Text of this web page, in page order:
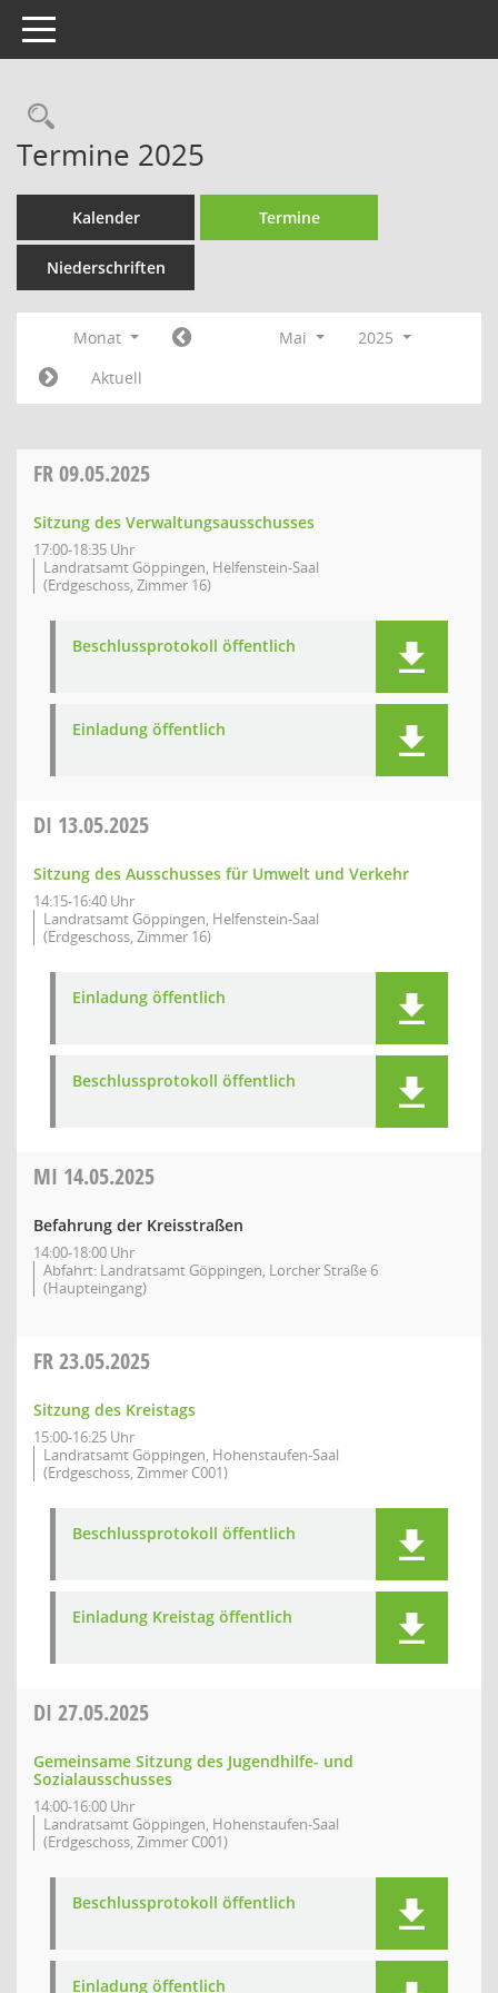
Toggle navigation
Rechercheauswahl
Termine 2025
Kalender Termine
Niederschriften
Monat Mai
2025
Aktuell
FR09.05.2025
Sitzung des Verwaltungsausschusses
17:00-18:35 Uhr
Landratsamt Göppingen, Helfenstein-Saal
(Erdgeschoss, Zimmer 16)
Beschlussprotokoll öffentlich
Einladung öffentlich
DI 13.05.2025
Sitzung des Ausschusses für Umwelt und Verkehr
14:15-16:40 Uhr
Landratsamt Göppingen, Helfenstein-Saal
(Erdgeschoss, Zimmer 16)
Einladung öffentlich
Beschlussprotokoll öffentlich
MI 14.05.2025
Befahrung der Kreisstraßen
14:00-18:00 Uhr
Abfahrt: Landratsamt Göppingen, Lorcher Straße 6
(Haupteingang)
FR23.05.2025
Sitzung des Kreistags
15:00-16:25 Uhr
Landratsamt Göppingen, Hohenstaufen-Saal
(Erdgeschoss, Zimmer C001)
Beschlussprotokoll öffentlich
Einladung Kreistag öffentlich
DI 27.05.2025
Gemeinsame Sitzung des Jugendhilfe- und
Sozialausschusses
14:00-16:00 Uhr
Landratsamt Göppingen, Hohenstaufen-Saal
(Erdgeschoss, Zimmer C001)
Beschlussprotokoll öffentlich
Einladung öffentlich